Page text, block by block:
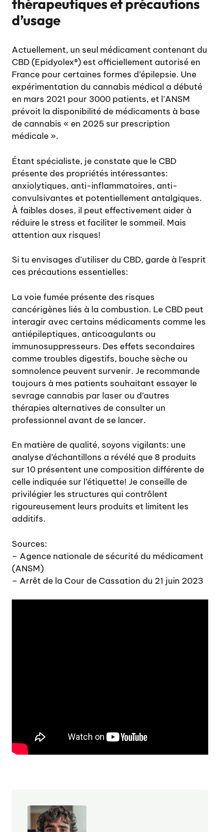
thérapeutiques et précautions
d’usage
Actuellement, un seul médicament contenant du
CBD (Epidyolex®) est officiellement autorisé en
France pour certaines formes d’épilepsie. Une
expérimentation du cannabis médical a débuté
en mars 2021 pour 3000 patients, et l’ANSM
prévoit la disponibilité de médicaments à base
de cannabis « en 2025 sur prescription
médicale ».
Étant spécialiste, je constate que le CBD
présente des propriétés intéressantes:
anxiolytiques, anti-inflammatoires, anti-
convulsivantes et potentiellement antalgiques.
À faibles doses, il peut effectivement aider à
réduire le stress et faciliter le sommeil. Mais
attention aux risques!
Si tu envisages d’utiliser du CBD, garde à l’esprit
ces précautions essentielles:
La voie fumée présente des risques
cancérigènes liés à la combustion. Le CBD peut
interagir avec certains médicaments comme les
antiépileptiques, anticoagulants ou
immunosuppresseurs. Des effets secondaires
comme troubles digestifs, bouche sèche ou
somnolence peuvent survenir. Je recommande
toujours à mes patients souhaitant essayer le
sevrage cannabis par laser ou d’autres
thérapies alternatives de consulter un
professionnel avant de se lancer.
En matière de qualité, soyons vigilants: une
analyse d’échantillons a révélé que 8 produits
sur 10 présentent une composition différente de
celle indiquée sur l’étiquette! Je conseille de
privilégier les structures qui contrôlent
rigoureusement leurs produits et limitent les
additifs.
Sources:
– Agence nationale de sécurité du médicament
(ANSM)
– Arrêt de la Cour de Cassation du 21 juin 2023